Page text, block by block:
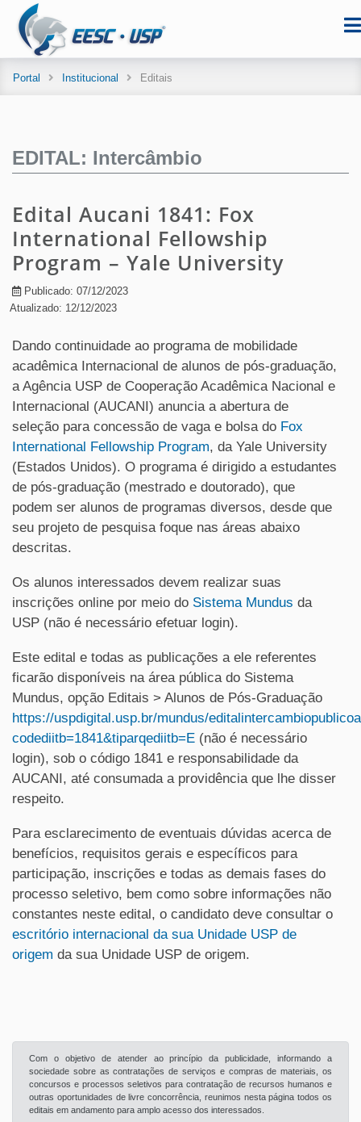
Portal Institucional Editais
EDITAL: Intercâmbio
Edital Aucani 1841: Fox
International Fellowship
Program – Yale University
Publicado: 07/12/2023
Atualizado: 12/12/2023
Dando continuidade ao programa de mobilidade
acadêmica Internacional de alunos de pós-graduação,
a Agência USP de Cooperação Acadêmica Nacional e
Internacional (AUCANI) anuncia a abertura de
seleção para concessão de vaga e bolsa do Fox
International Fellowship Program, da Yale University
(Estados Unidos). O programa é dirigido a estudantes
de pós-graduação (mestrado e doutorado), que
podem ser alunos de programas diversos, desde que
seu projeto de pesquisa foque nas áreas abaixo
descritas.
Os alunos interessados devem realizar suas
inscrições online por meio do Sistema Mundus da
USP (não é necessário efetuar login).
Este edital e todas as publicações a ele referentes
ficarão disponíveis na área pública do Sistema
Mundus, opção Editais > Alunos de Pós-Graduação
https://uspdigital.usp.br/mundus/
codediitb=1841&tiparqediitb=E (não é necessário
login), sob o código 1841 e responsabilidade da
AUCANI, até consumada a providência que lhe disser
respeito.
Para esclarecimento de eventuais dúvidas acerca de
benefícios, requisitos gerais e específicos para
participação, inscrições e todas as demais fases do
processo seletivo, bem como sobre informações não
constantes neste edital, o candidato deve consultar o
escritório internacional da sua Unidade USP de
origem da sua Unidade USP de origem.
Com o objetivo de atender ao princípio da publicidade, informando a
sociedade sobre as contratações de serviços e compras de materiais, os
concursos e processos seletivos para contratação de recursos humanos e
outras oportunidades de livre concorrência, reunimos nesta página todos os
editais em andamento para amplo acesso dos interessados.